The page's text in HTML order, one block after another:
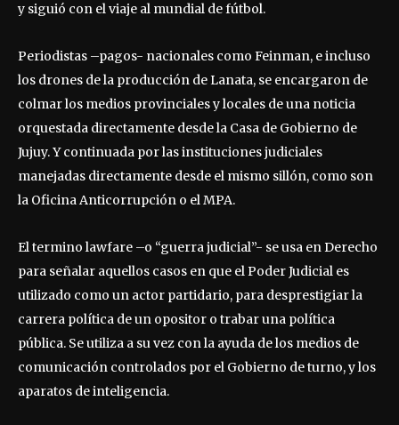
y siguió con el viaje al mundial de fútbol.
Periodistas –pagos- nacionales como Feinman, e incluso
los drones de la producción de Lanata, se encargaron de
colmar los medios provinciales y locales de una noticia
orquestada directamente desde la Casa de Gobierno de
Jujuy. Y continuada por las instituciones judiciales
manejadas directamente desde el mismo sillón, como son
la Oficina Anticorrupción o el MPA.
El termino lawfare –o “guerra judicial”- se usa en Derecho
para señalar aquellos casos en que el Poder Judicial es
utilizado como un actor partidario, para desprestigiar la
carrera política de un opositor o trabar una política
pública. Se utiliza a su vez con la ayuda de los medios de
comunicación controlados por el Gobierno de turno, y los
aparatos de inteligencia.